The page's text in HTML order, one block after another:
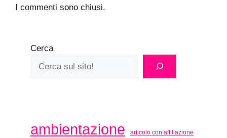
I commenti sono chiusi.
Cerca
ambientazione articolo con affiliazione